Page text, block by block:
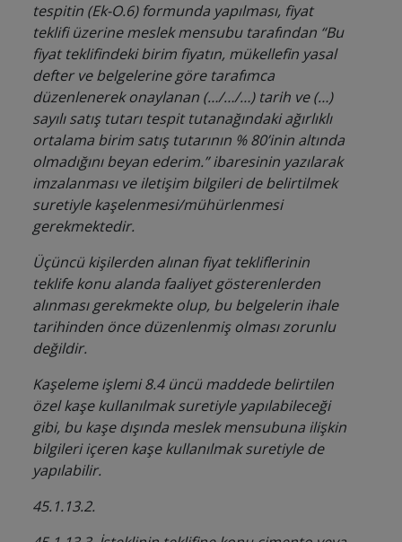
tespitin (Ek-O.6) formunda yapılması, fiyat
teklifi üzerine meslek mensubu tarafından “Bu
fiyat teklifindeki birim fiyatın, mükellefin yasal
defter ve belgelerine göre tarafımca
düzenlenerek onaylanan (…/…/…) tarih ve (…)
sayılı satış tutarı tespit tutanağındaki ağırlıklı
ortalama birim satış tutarının % 80’inin altında
olmadığını beyan ederim.” ibaresinin yazılarak
imzalanması ve iletişim bilgileri de belirtilmek
suretiyle kaşelenmesi/mühürlenmesi
gerekmektedir.
Üçüncü kişilerden alınan fiyat tekliflerinin
teklife konu alanda faaliyet gösterenlerden
alınması gerekmekte olup, bu belgelerin ihale
tarihinden önce düzenlenmiş olması zorunlu
değildir.
Kaşeleme işlemi 8.4 üncü maddede belirtilen
özel kaşe kullanılmak suretiyle yapılabileceği
gibi, bu kaşe dışında meslek mensubuna ilişkin
bilgileri içeren kaşe kullanılmak suretiyle de
yapılabilir.
45.1.13.2.